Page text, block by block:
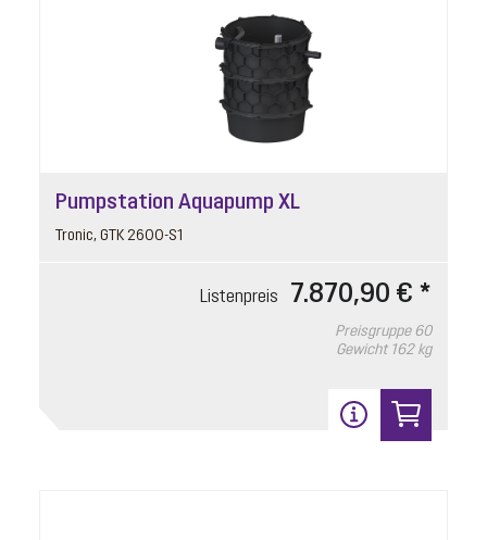
Pumpstation Aquapump XL
Tronic, GTK 2600-S1
Listenpreis 7.870,90 € *
Preisgruppe 60
Gewicht 162 kg